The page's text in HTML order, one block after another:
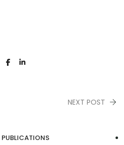
NEXT POST
PUBLICATIONS